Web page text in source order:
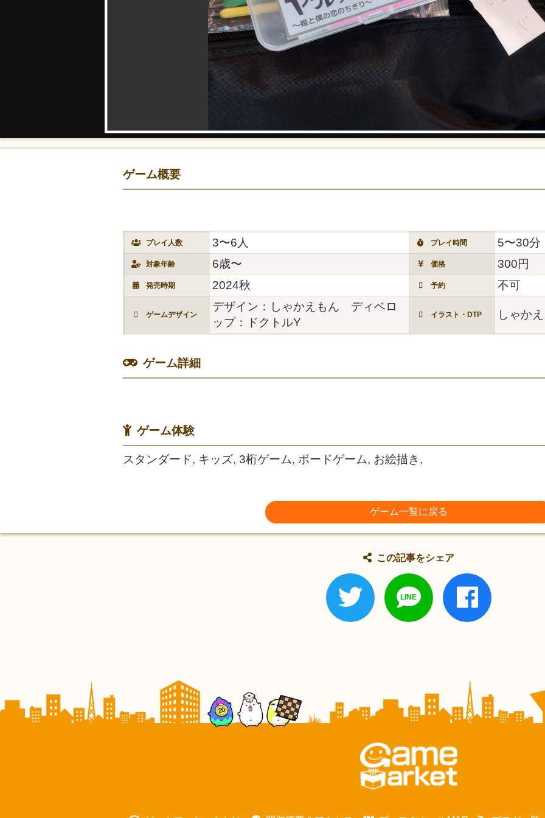
ゲーム概要
プレイ人数 3〜6人 プレイ時間 5〜30分
対象年齢 6歳〜 価格 300円
発売時期 2024秋 予約 不可
ゲームデザイン
デザイン：しゃかえもん ディベロ
ップ：ドクトルY
イラスト・DTP しゃか
ゲーム詳細
ゲーム体験
スタンダード, キッズ, 3桁ゲーム, ボードゲーム, お絵描き,
ゲーム一覧に戻る
この記事をシェア